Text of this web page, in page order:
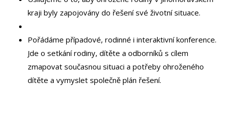
kraji byly zapojovány do řešení své životní situace.
Pořádáme případové, rodinné i interaktivní konference.
Jde o setkání rodiny, dítěte a odborníků s cílem
zmapovat současnou situaci a potřeby ohroženého
dítěte a vymyslet společně plán řešení.